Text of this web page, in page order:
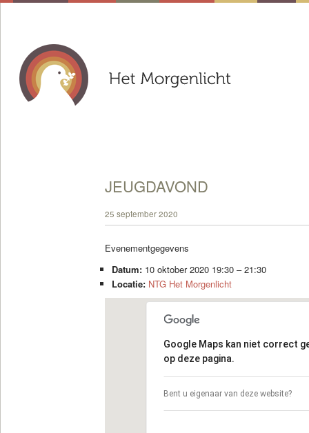
JEUGDAVOND
25 september 2020
Evenementgegevens
Datum: 10 oktober 2020 19:30–21:30
Locatie: NTG Het Morgenlicht
Google Maps kan niet correct
op deze pagina.
Bent u eigenaar van deze website?